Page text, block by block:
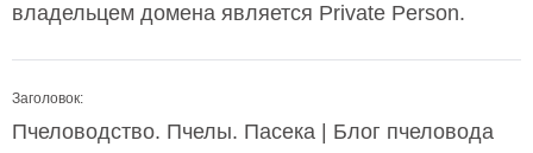
владельцем домена является Private Person.
Заголовок:
Пчеловодство. Пчелы. Пасека | Блог пчеловода